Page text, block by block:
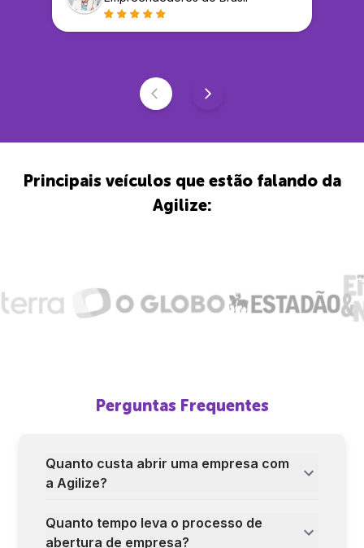
Principais veículos que estão falando da
Agilize:
Perguntas Frequentes
Quanto custa abrir uma empresa com
a Agilize?
Quanto tempo leva o processo de
abertura de empresa?